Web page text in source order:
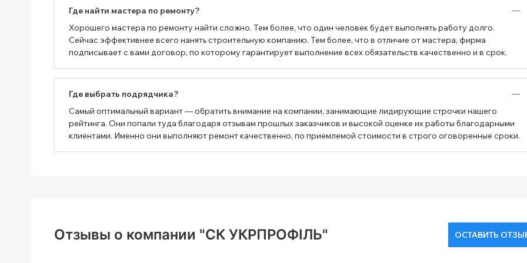
Где найти мастера по ремонту?
Хорошего мастера по ремонту найти сложно. Тем более, что один человек будет выполнять работу долго.
Сейчас эффективнее всего нанять строительную компанию. Тем более, что в отличие от мастера, фирма
подписывает с вами договор, по которому гарантирует выполнение всех обязательств качественно и в срок.
Где выбрать подрядчика?
Самый оптимальный вариант — обратить внимание на компании, занимающие лидирующие строчки нашего
рейтинга. Они попали туда благодаря отзывам прошлых заказчиков и высокой оценке их работы благодарными
клиентами. Именно они выполняют ремонт качественно, по приемлемой стоимости в строго оговоренные сроки.
Отзывы о компании "СК УКРПРОФІЛЬ" ОСТАВИТЬ